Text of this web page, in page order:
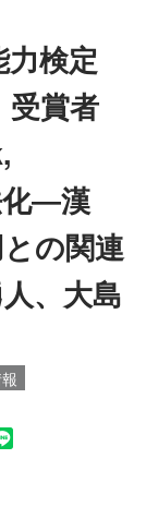
検定
受賞者
化―漢
の関連
、大島